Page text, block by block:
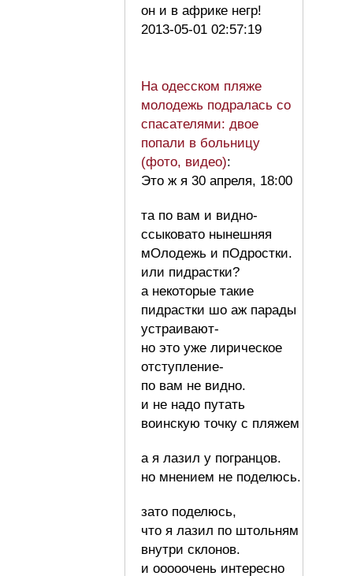
он и в африке негр!
2013-05-01 02:57:19
На одесском пляже
молодежь подралась со
спасателями: двое
попали в больницу
(фото, видео):
Это ж я 30 апреля, 18:00
та по вам и видно-
ссыковато нынешняя
мОлодежь и пОдростки.
или пидрастки?
а некоторые такие
пидрастки шо аж парады
устраивают-
но это уже лирическое
отступление-
по вам не видно.
и не надо путать
воинскую точку с пляжем
а я лазил у погранцов.
но мнением не поделюсь.
зато поделюсь,
что я лазил по штольням
внутри склонов.
и ооооочень интересно